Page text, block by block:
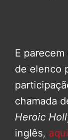
E
de elenco
chamada
Heroic
inglês, aqui